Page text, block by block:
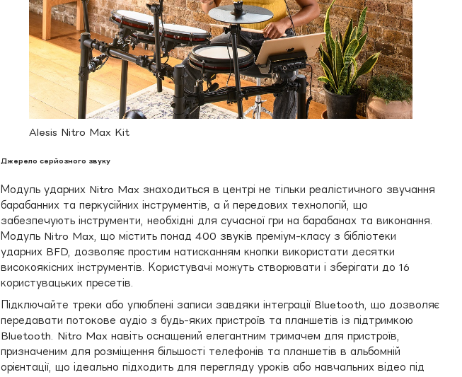
Alesis Nitro Max Kit
Джерело серйозного звуку
Модуль ударних Nitro Max знаходиться в центрі не тільки реалістичного звучання
барабанних та перкусійних інструментів, а й передових технологій, що
забезпечують інструменти, необхідні для сучасної гри на барабанах та виконання.
Модуль Nitro Max, що містить понад 400 звуків преміум-класу з бібліотеки
ударних BFD, дозволяє простим натисканням кнопки використати десятки
високоякісних інструментів. Користувачі можуть створювати і зберігати до 16
користувацьких пресетів.
Підключайте треки або улюблені записи завдяки інтеграції Bluetooth, що дозволяє
передавати потокове аудіо з будь-яких пристроїв та планшетів із підтримкою
Bluetooth. Nitro Max навіть оснащений елегантним тримачем для пристроїв,
призначеним для розміщення більшості телефонів та планшетів в альбомній
орієнтації, що ідеально підходить для перегляду уроків або навчальних відео під